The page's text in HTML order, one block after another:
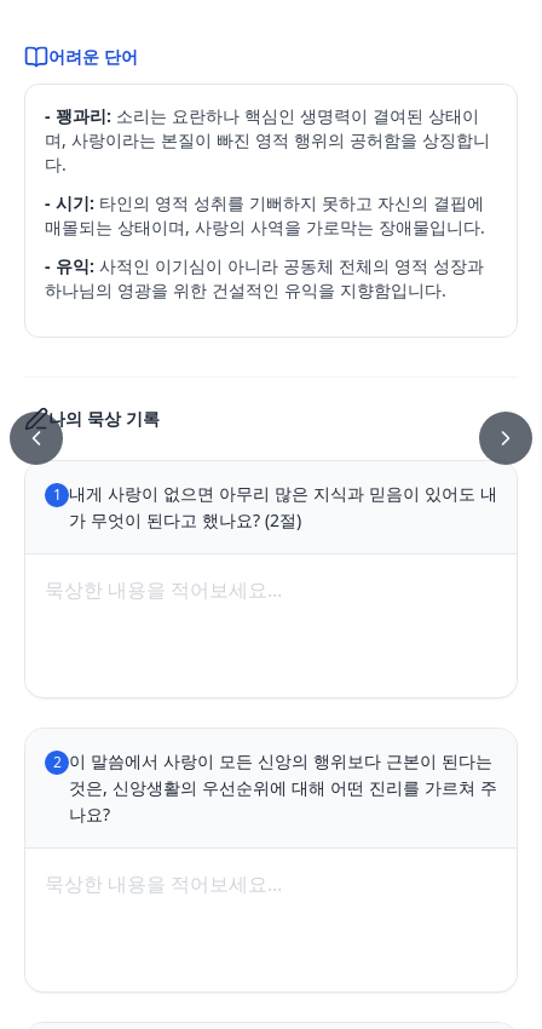
어려운 단어
- 꽹과리: 소리는 요란하나 핵심인 생명력이 결여된 상태이
며, 사랑이라는 본질이 빠진 영적 행위의 공허함을 상징합니
다.
- 시기: 타인의 영적 성취를 기뻐하지 못하고 자신의 결핍에
매몰되는 상태이며, 사랑의 사역을 가로막는 장애물입니다.
- 유익: 사적인 이기심이 아니라 공동체 전체의 영적 성장과
하나님의 영광을 위한 건설적인 유익을 지향함입니다.
나의 묵상 기록
1 내게 사랑이 없으면 아무리 많은 지식과 믿음이 있어도 내
가 무엇이 된다고 했나요? (2절)
2 이 말씀에서 사랑이 모든 신앙의 행위보다 근본이 된다는
것은, 신앙생활의 우선순위에 대해 어떤 진리를 가르쳐 주
나요?